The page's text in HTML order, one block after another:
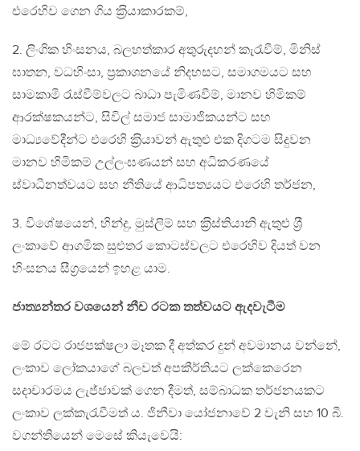
එරෙහිව ගෙන ගිය ක‍්‍රියාකාරකම්,
2. ලිංගික හිංසනය, බලහත්කාර අතුරුදහන් කැරැවීම්, මිනිස්
ඝාතන, වධහිංසා, ප‍්‍රකාශනයේ නිදහසට, සමාගමයට සහ
සාමකාමී රැස්වීම්වලට බාධා පැමිණවීම්, මානව හිමිකම්
ආරක්ෂකයන්ට, සිවිල් සමාජ සාමාජිකයන්ට සහ
මාධ්‍යවේදීන්ට එරෙහි ක‍්‍රියාවන් ඇතුළු එක දිගටම සිදුවන
මානව හිමිකම් උල්ලංඝණයන් සහ අධිකරණයේ
ස්වාධීනත්වයට සහ නීතියේ ආධිපත්‍යයට එරෙහි තර්ජන,
3. විශේෂයෙන්, හින්දු, මුස්ලිම් සහ ක‍්‍රිස්තියානි ඇතුළු ශ‍්‍රී
ලංකාවේ ආගමික සුළුතර කොටස්වලට එරෙහිව දියත් වන
හිංසනය සීග‍්‍රයෙන් ඉහළ යාම.
ජාත්‍යන්තර වශයෙන් නීච රටක තත්වයට ඇදවැටීම
මේ රටට රාජපක්ෂලා මෑතක දී අත්කර දුන් අවමානය වන්නේ,
ලංකාව ලෝකයාගේ බලවත් අපකීර්තියට ලක්කෙරෙන
සදාචාරමය ලැජ්ජාවක් ගෙන දීමත්, සම්බාධක තර්ජනයකට
ලංකාව ලක්කැරැවීමත් ය. ජිනීවා යෝජනාවේ 2 වැනි සහ 10 බී.
වගන්තියෙන් මෙසේ කියැවෙයි: